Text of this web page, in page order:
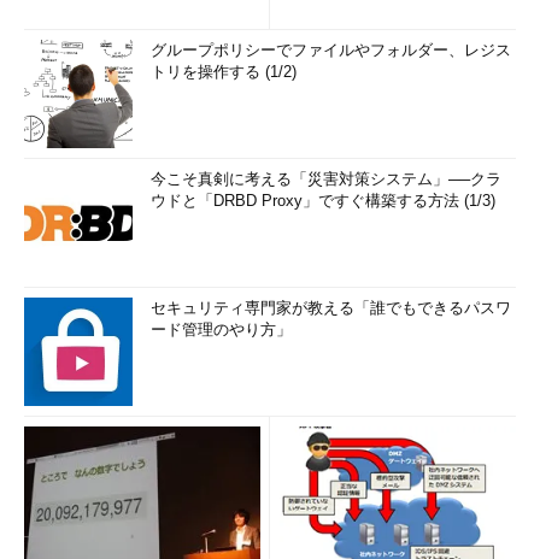
グループポリシーでファイルやフォルダー、レジス
トリを操作する (1/2)
今こそ真剣に考える「災害対策システム」──クラ
ウドと「DRBD Proxy」ですぐ構築する方法 (1/3)
セキュリティ専門家が教える「誰でもできるパスワ
ード管理のやり方」